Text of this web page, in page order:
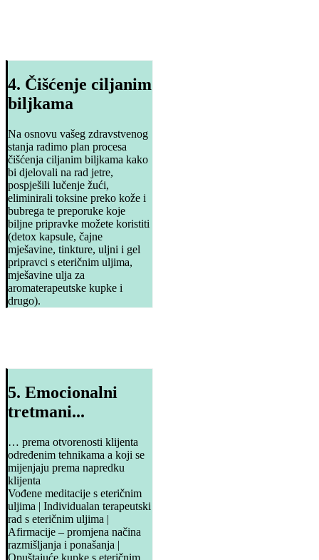
4. Čišćenje ciljanim
biljkama
Na osnovu vašeg zdravstvenog
stanja radimo plan procesa
čišćenja ciljanim biljkama kako
bi djelovali na rad jetre,
pospješili lučenje žući,
eliminirali toksine preko kože i
bubrega te preporuke koje
biljne pripravke možete koristiti
(detox kapsule, čajne
mješavine, tinkture, uljni i gel
pripravci s eteričnim uljima,
mješavine ulja za
aromaterapeutske kupke i
drugo).
5. Emocionalni
tretmani...
… prema otvorenosti klijenta
određenim tehnikama a koji se
mijenjaju prema napredku
klijenta
Vođene meditacije s eteričnim
uljima | Individualan terapeutski
rad s eteričnim uljima |
Afirmacije – promjena načina
razmišljanja i ponašanja |
Opuštajuće kupke s eteričnim